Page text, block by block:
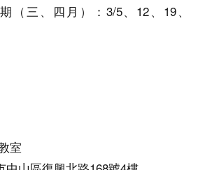
（三、四月）：3/5、12、19、
室